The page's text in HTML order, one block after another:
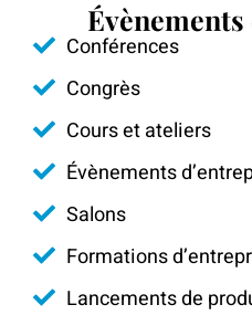
Conférences
Congrès
Cours et ateliers
Évènements
Salons
Formations
Lancements de